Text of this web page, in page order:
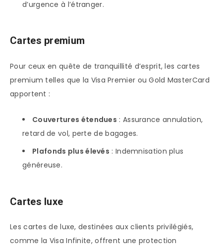
d’urgence à l’étranger.
Cartes premium
Pour ceux en quête de tranquillité d’esprit, les cartes
premium telles que la Visa Premier ou Gold MasterCard
apportent :
Couvertures étendues : Assurance annulation,
retard de vol, perte de bagages.
Plafonds plus élevés : Indemnisation plus
généreuse.
Cartes luxe
Les cartes de luxe, destinées aux clients privilégiés,
comme la Visa Infinite, offrent une protection